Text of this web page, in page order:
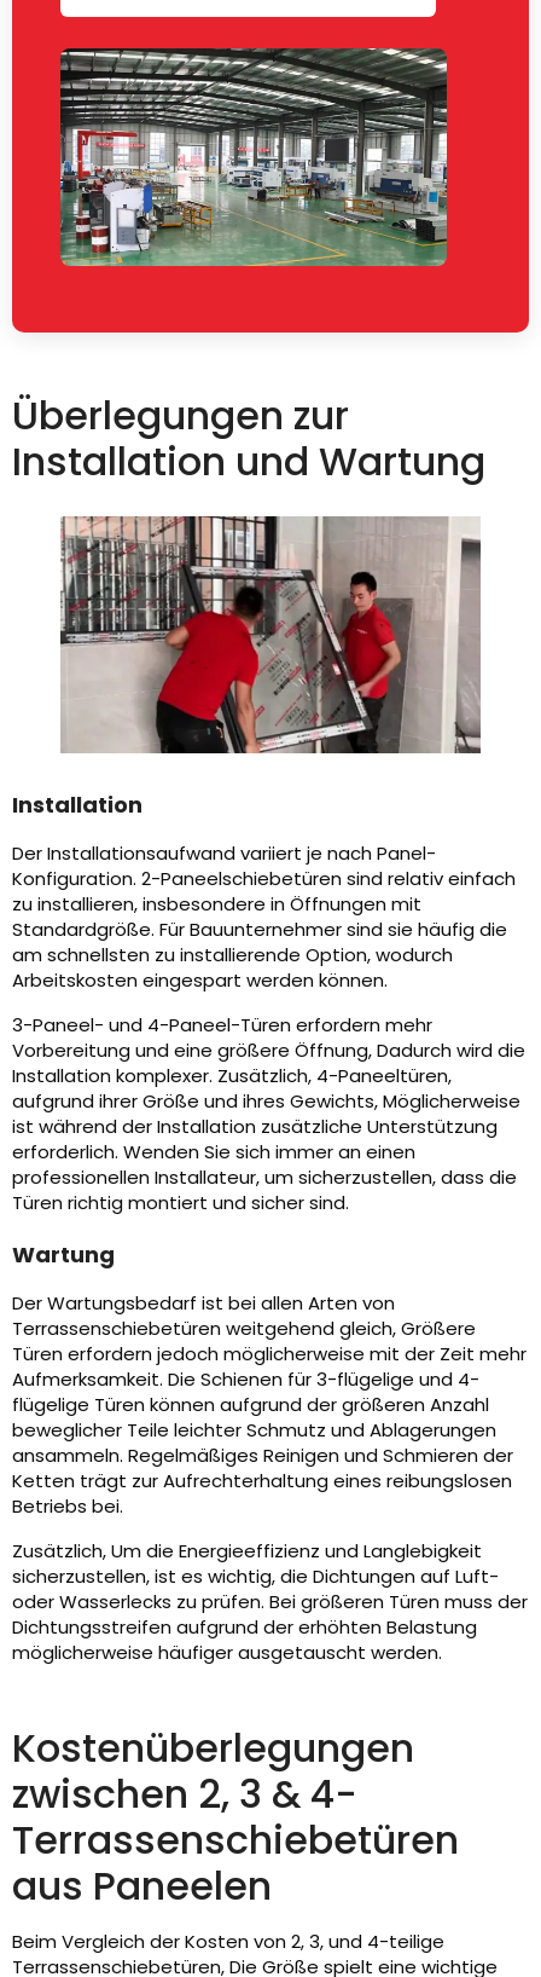
Überlegungen zur
Installation und Wartung
Installation
Der Installationsaufwand variiert je nach Panel-
Konfiguration. 2-Paneelschiebetüren sind relativ einfach
zu installieren, insbesondere in Öffnungen mit
Standardgröße. Für Bauunternehmer sind sie häufig die
am schnellsten zu installierende Option, wodurch
Arbeitskosten eingespart werden können.
3-Paneel- und 4-Paneel-Türen erfordern mehr
Vorbereitung und eine größere Öffnung, Dadurch wird die
Installation komplexer. Zusätzlich, 4-Paneeltüren,
aufgrund ihrer Größe und ihres Gewichts, Möglicherweise
ist während der Installation zusätzliche Unterstützung
erforderlich. Wenden Sie sich immer an einen
professionellen Installateur, um sicherzustellen, dass die
Türen richtig montiert und sicher sind.
Wartung
Der Wartungsbedarf ist bei allen Arten von
Terrassenschiebetüren weitgehend gleich, Größere
Türen erfordern jedoch möglicherweise mit der Zeit mehr
Aufmerksamkeit. Die Schienen für 3-flügelige und 4-
flügelige Türen können aufgrund der größeren Anzahl
beweglicher Teile leichter Schmutz und Ablagerungen
ansammeln. Regelmäßiges Reinigen und Schmieren der
Ketten trägt zur Aufrechterhaltung eines reibungslosen
Betriebs bei.
Zusätzlich, Um die Energieeffizienz und Langlebigkeit
sicherzustellen, ist es wichtig, die Dichtungen auf Luft-
oder Wasserlecks zu prüfen. Bei größeren Türen muss der
Dichtungsstreifen aufgrund der erhöhten Belastung
möglicherweise häufiger ausgetauscht werden.
Kostenüberlegungen
zwischen 2, 3 & 4-
Terrassenschiebetüren
aus Paneelen
Beim Vergleich der Kosten von 2, 3, und 4-teilige
Terrassenschiebetüren, Die Größe spielt eine wichtige